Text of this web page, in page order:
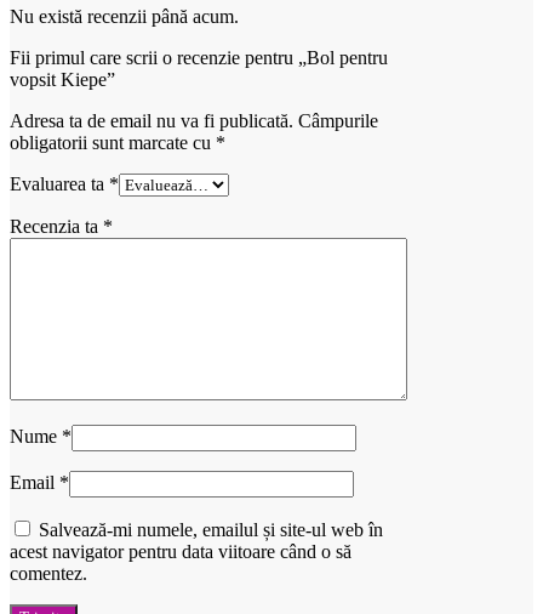
Nu există recenzii până acum.
Fii primul care scrii o recenzie pentru „Bol pentru
vopsit Kiepe”
Adresa ta de email nu va fi publicată. Câmpurile
obligatorii sunt marcate cu *
Evaluarea ta *
Recenzia ta *
Nume *
Email *
Salvează-mi numele, emailul și site-ul web în
acest navigator pentru data viitoare când o să
comentez.